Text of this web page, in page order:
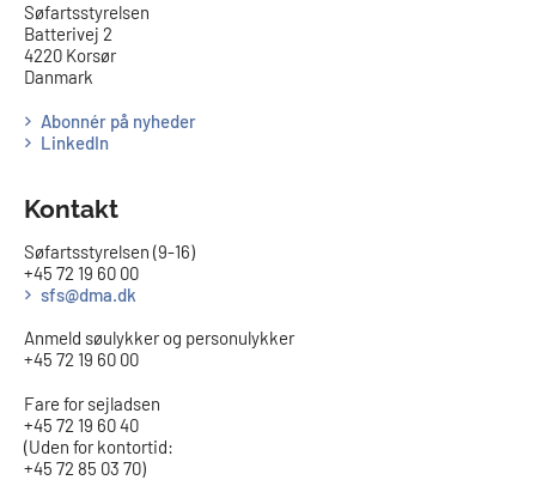
​​Søfartsstyrelsen
Batterivej 2
4220 Korsør
Danmark
Abonnér på nyheder
LinkedIn
Kontakt
Søfartsstyrelsen (9-16)
+45 72 19 60 00
sfs@dma.dk
Anmeld søulykker og personulykker
+45 72 19 60 00
Fare for sejladsen
+45 72 19 60 40
(Uden for kontortid:
+45 72 85 03 70)